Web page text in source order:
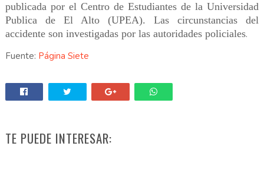
publicada por el Centro de Estudiantes de la Universidad
Publica de El Alto (UPEA). Las circunstancias del
accidente son investigadas por las autoridades policiales.
Fuente: Página Siete
TE PUEDE INTERESAR: